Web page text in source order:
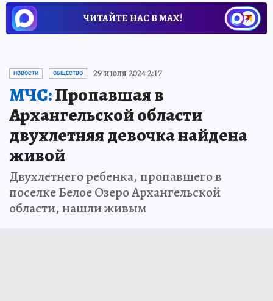
ЧИТАЙТЕ НАС В МАХ!
НОВОСТИ ОБЩЕСТВО 29 июля 2024 2:17
МЧС:Пропавшая в
Архангельской области
двухлетняя девочка найдена
живой
Двухлетнего ребенка, пропавшего в
поселке Белое Озеро Архангельской
области, нашли живым